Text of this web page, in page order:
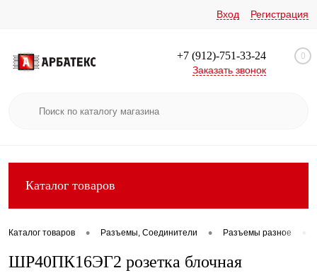
Вход Регистрация
+7 (912)-751-33-24
Заказать звонок
0
Каталог товаров
Каталог товаров • Разъемы, Соединители • Разъемы разное
ШР40ПК16ЭГ2 розетка блочная